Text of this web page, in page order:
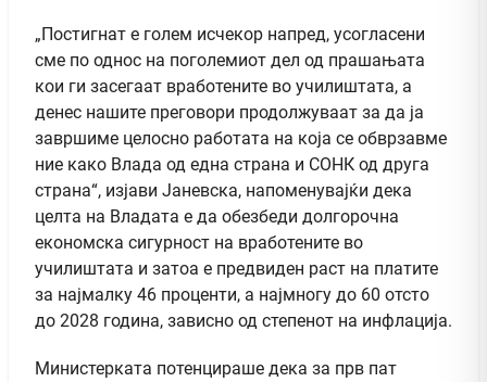
„Постигнат е голем исчекор напред, усогласени
сме по однос на поголемиот дел од прашањата
кои ги засегаат вработените во училиштата, а
денес нашите преговори продолжуваат за да ја
завршиме целосно работата на која се обврзавме
ние како Влада од една страна и СОНК од друга
страна“, изјави Јаневска, напоменувајќи дека
целта на Владата е да обезбеди долгорочна
економска сигурност на вработените во
училиштата и затоа е предвиден раст на платите
за најмалку 46 проценти, а најмногу до 60 отсто
до 2028 година, зависно од степенот на инфлација.
Министерката потенцираше дека за прв пат